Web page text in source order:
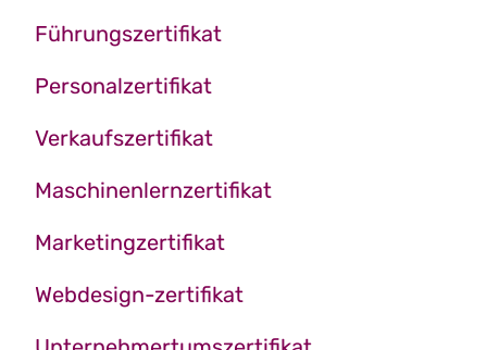
Führungszertifikat
Personalzertifikat
Verkaufszertifikat
Maschinenlernzertifikat
Marketingzertifikat
Webdesign-zertifikat